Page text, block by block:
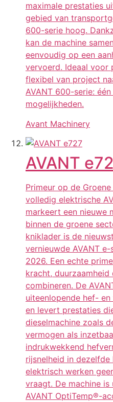
maximale prestaties
gebied van
600-serie hoog.
kan de machine
eenvoudig op een
vervoerd. Ideaal voor
flexibel van project
AVANT 600-serie:
mogelijkheden.
Avant Machinery
AVANT
Primeur op de
volledig elektrische
markeert een nieuwe
binnen de groene
kniklader is de
vernieuwde AVANT
2026. Een echte
kracht,
combineren. De
uiteenlopende hef-
en levert prestaties
dieselmachine zoals
vermogen als
indrukwekkend
rijsnelheid in
elektrisch werken
vraagt. De machine
AVANT OptiTemp®-